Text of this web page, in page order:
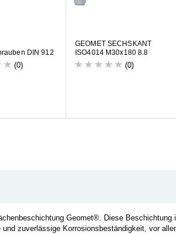
rauben D N 912
(0)
GEOM ET SEC HS KANT
ISO4014 M30x180 8.8
(0)
Geomet®. Diese Beschichtung
zuverlässige Korrosionsbeständigkeit, vor